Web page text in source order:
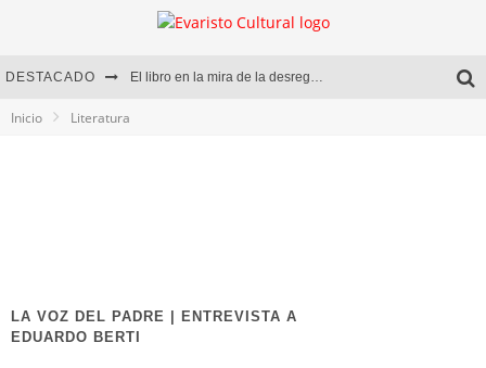
DESTACADO El libro en la mira de la desregulación
Inicio Literatura
LA VOZ DEL PADRE | ENTREVISTA A
EDUARDO BERTI